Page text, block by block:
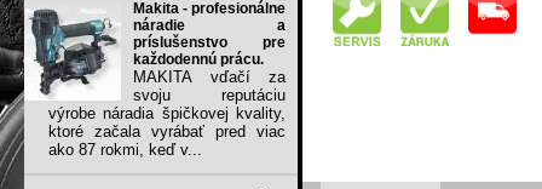
Makita - profesionálne
náradie a
príslušenstvo pre
každodennú prácu.
MAKITA vďačí za
svoju reputáciu
výrobe náradia špičkovej kvality,
ktoré začala vyrábať pred viac
ako 87 rokmi, keď v...